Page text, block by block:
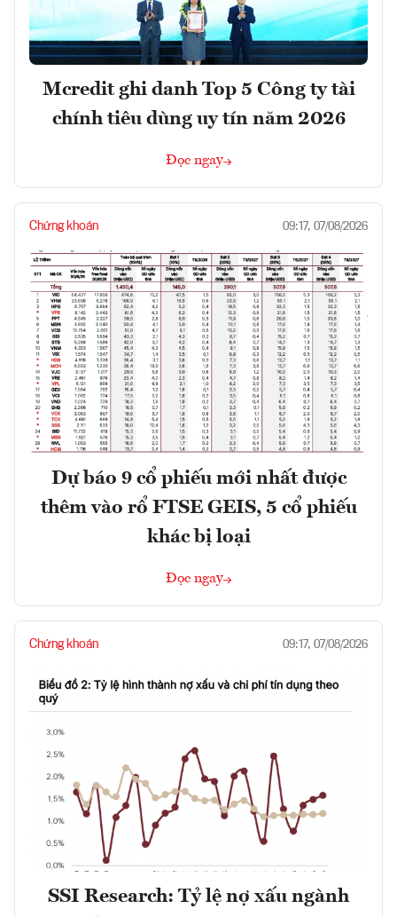
Mcredit ghi danh Top 5 Công ty tài
chính tiêu dùng uy tín năm 2026
Đọc ngay
Chứng khoán 09:17, 07/08/2026
Dự báo 9 cổ phiếu mới nhất được
thêm vào rổ FTSE GEIS, 5 cổ phiếu
khác bị loại
Đọc ngay
Chứng khoán 09:17, 07/08/2026
SSI Research: Tỷ lệ nợ xấu ngành